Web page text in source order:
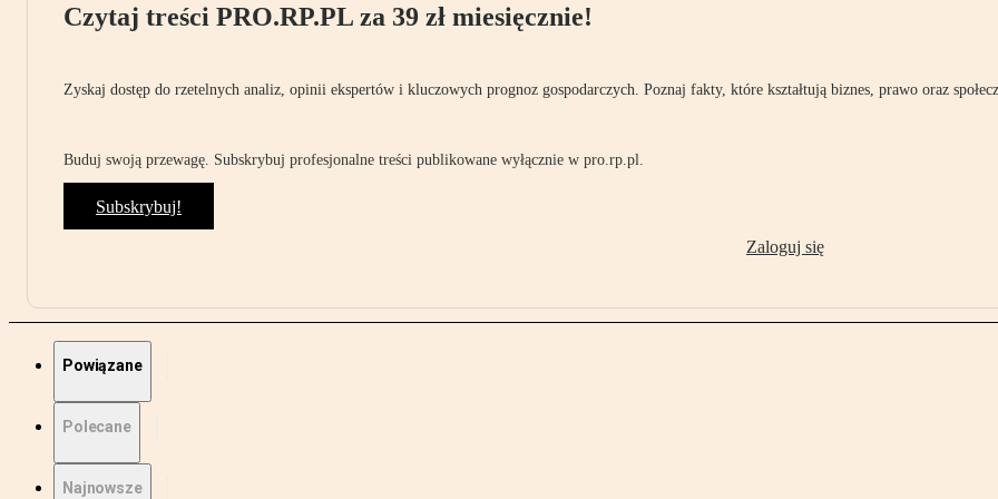
Czytaj treści PRO.RP.PL za 39 zł miesięcznie!
Zyskaj dostęp do rzetelnych analiz, opinii ekspertów i kluczowych prognoz gospodarczych. Poznaj fakty, które kształtują biznes, prawo oraz
Buduj swoją przewagę. Subskrybuj profesjonalne treści publikowane wyłącznie w pro.rp.pl.
Subskrybuj!
Zaloguj się
Powiązane
Polecane
Najnowsze